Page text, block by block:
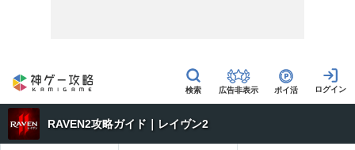
広告非表示 ポイ活
RAVEN2攻略ガイド｜レイヴン2